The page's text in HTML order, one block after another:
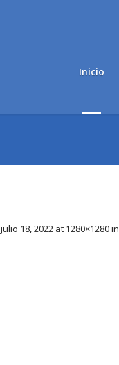
Inicio
julio 18, 2022 at 1280×1280 in